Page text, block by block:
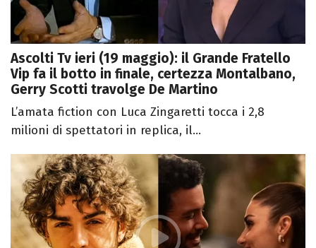
Ascolti Tv ieri (19 maggio): il Grande Fratello
Vip fa il botto in finale, certezza Montalbano,
Gerry Scotti travolge De Martino
L’amata fiction con Luca Zingaretti tocca i 2,8
milioni di spettatori in replica, il...